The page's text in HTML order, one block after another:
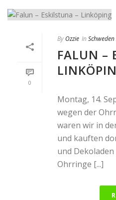
0
By Ozzie In
FALUN –
Montag, 14.
wegen der
waren wir in
und kauften
und
Ohrringe [...]